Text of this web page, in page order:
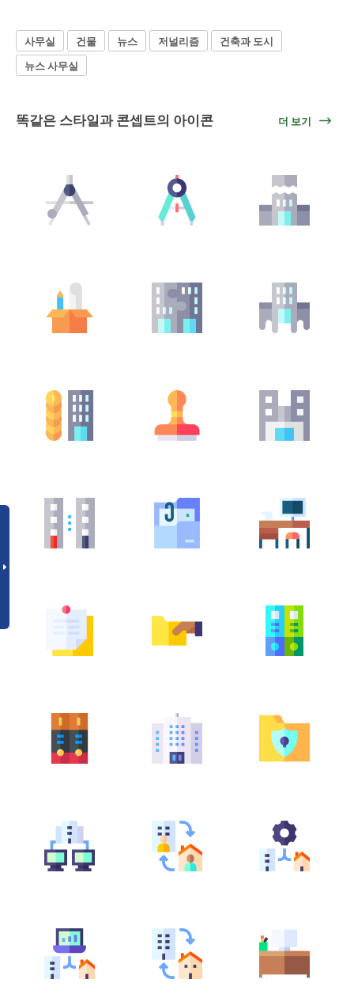
사무실 건물 뉴스 저널리즘
건축과 도시
뉴스 사무실
똑같은 스타일과 콘셉트의 아이콘 더 보기